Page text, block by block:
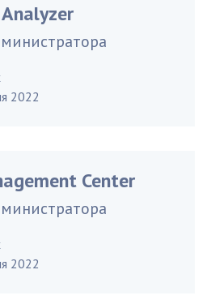
2022
Center
2022